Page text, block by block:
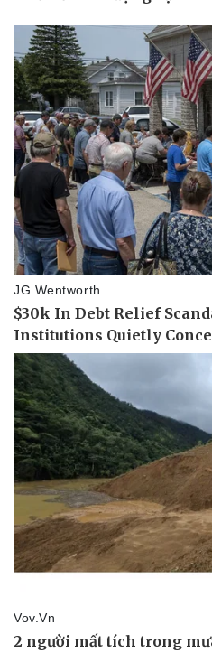
Kinh tế
Bất động sản
Khởi nghiệp